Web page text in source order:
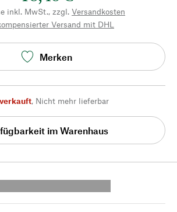
inkl. MwSt., zzgl. Versandkosten
Versand mit DHL
Merken
, Nicht mehr lieferbar
im Warenhaus